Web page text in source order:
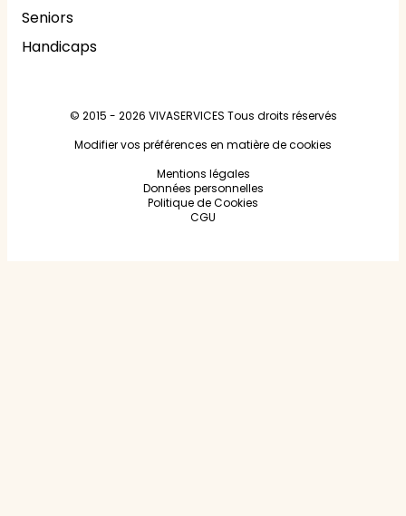
Seniors
Handicaps
© 2015 - 2026 VIVASERVICES Tous droits réservés
Modifier vos préférences en matière de cookies
Mentions légales
Données personnelles
Politique de Cookies
CGU